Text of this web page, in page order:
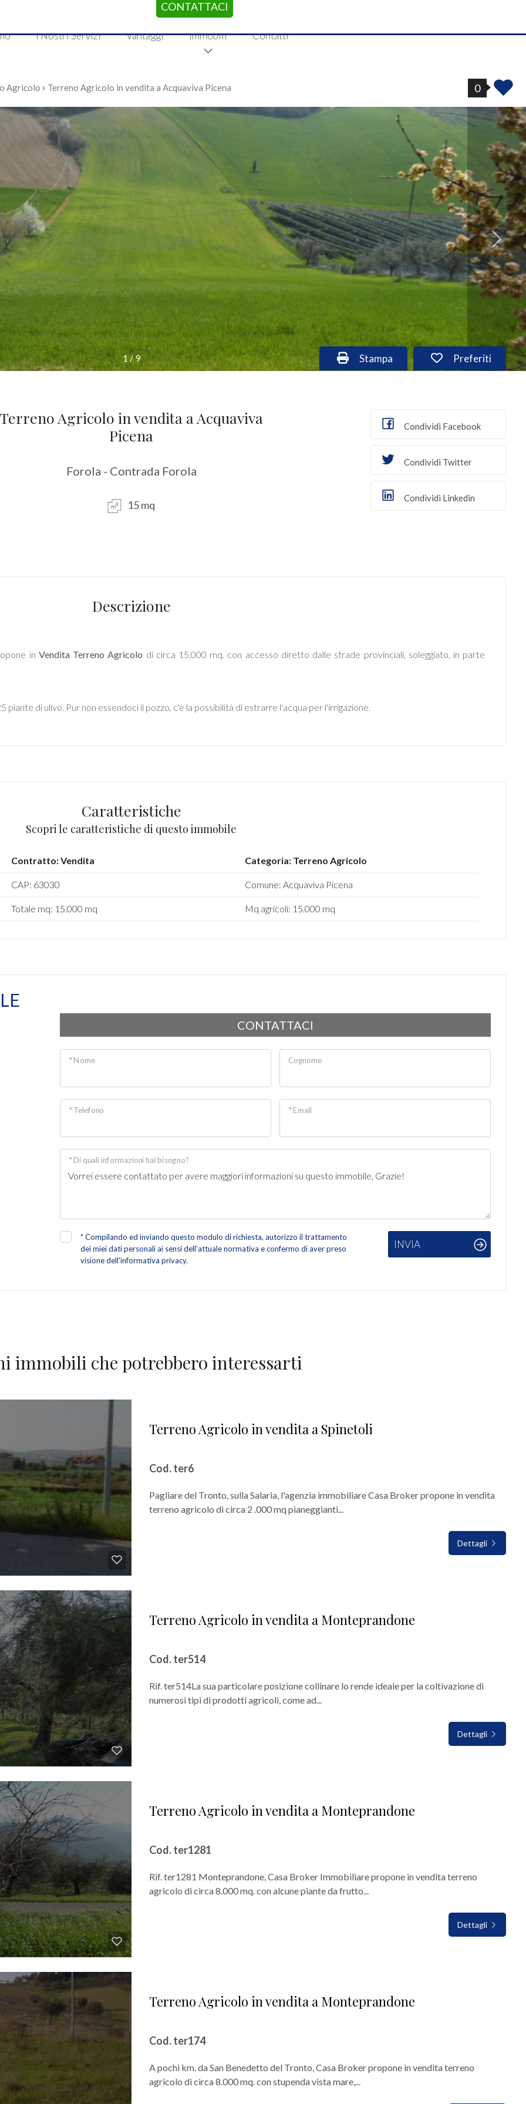
I Nostri Servizi Vantaggi Immobili Contatti
CONTATTACI
Agricolo › Terreno Agricolo in vendita a Acquaviva Picena 0
1 / 9
Terreno Agricolo in vendita a Acquaviva
Picena
Forola - Contrada Forola
15 mq
Preferiti: Cod.
Preferiti
Stampa: Cod. ter241
Stampa
Condividi Facebook
Condividi Twitter
Condividi Linkedin
Descrizione
in Vendita Terreno Agricolo di circa 15.000 mq. con accesso diretto dalle strade provinciali, soleggiato, in parte
di ulivo. Pur non essendoci il pozzo, c'è la possibilità di estrarre l'acqua per l'irrigazione.
Caratteristiche
Scopri le caratteristiche di questo immobile
Contratto: Vendita Categoria: Terreno Agricolo
CAP: 63030 Comune: Acquaviva Picena
Totale mq: 15.000 mq Mq agricoli: 15.000 mq
CONTATTACI
* Nome Cognome
* Telefono * Email
* Di quali informazioni hai bisogno?
*Compilando ed inviando questo modulo di richiesta, autorizzo il trattamento
dei miei dati personali ai sensi dell'attuale normativa e confermo di aver preso
visione dell'informativa privacy.
INVIA
immobili che potrebbero interessarti
Terreno Agricolo in vendita a Spinetoli
Cod. ter6
Pagliare del Tronto, sulla Salaria, l'agenzia immobiliare Casa Broker propone in vendita
terreno agricolo di circa 2 .000 mq pianeggianti...
Dettagli
Terreno Agricolo in vendita a Monteprandone
Cod. ter514
Rif. ter514La sua particolare posizione collinare lo rende ideale per la coltivazione di
numerosi tipi di prodotti agricoli, come ad...
Dettagli
Terreno Agricolo in vendita a Monteprandone
Cod. ter1281
Rif. ter1281 Monteprandone, Casa Broker Immobiliare propone in vendita terreno
agricolo di circa 8.000 mq. con alcune piante da frutto...
Dettagli
Terreno Agricolo in vendita a Monteprandone
Cod. ter174
A pochi km. da San Benedetto del Tronto, Casa Broker propone in vendita terreno
agricolo di circa 8.000 mq. con stupenda vista mare,...